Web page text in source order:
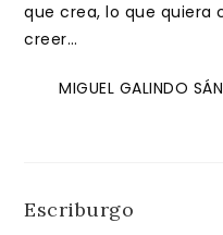
que crea, lo que quiera
creer…
MIGUEL GALINDO
Escriburgo